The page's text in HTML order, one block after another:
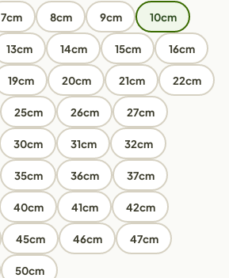
7cm 8cm 9cm 10cm
13cm 14cm 15cm 16cm
19cm 20cm 21cm 22cm
25cm 26cm 27cm
30cm 31cm 32cm
35cm 36cm 37cm
40cm 41cm 42cm
45cm 46cm 47cm
50cm